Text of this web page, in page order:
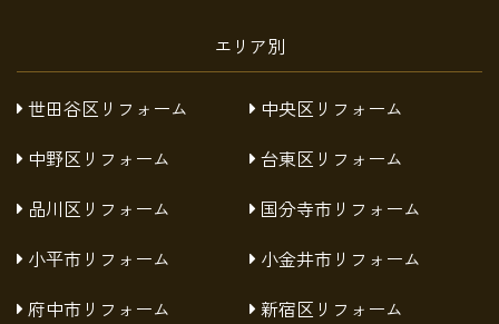
エリア別
世田谷区リフォーム
中央区リフォーム
中野区リフォーム
台東区リフォーム
品川区リフォーム
国分寺市リフォーム
小平市リフォーム
小金井市リフォーム
府中市リフォーム
新宿区リフォーム